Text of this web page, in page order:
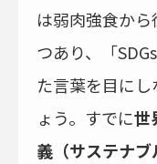
は弱肉強食か
つあり、「
た言葉を目に
ょう。すでに世
義（サステナ